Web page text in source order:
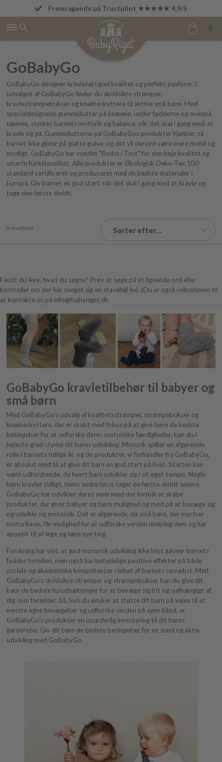
Fri fragt fra 499 kr.
Fremragende på Trustpilot ★★★★★ 4,9/5
0
GoBabyGo
GoBabyGo designer kravletøj i god kvalitet og perfekt pasform. I
udvalget af GoBabyGo finder du skridsikre strømper,
kravlestrømpebukser og knæbeskyttere til aktive små børn. Med
specialdesignede gummidutter på knæene, under fødderne og ovenpå
tæerne, styrkes barnets motorik og balance, når det skal i gang med at
kravle og gå. Gummidutterne på GoBabyGos produkter hjælper, så
barnet ikke glider på glatte gulve, og det vil derved være mere mobil og
modigt. GoBabyGo har vundet "Bedst i Test" for den høje kvalitet og
smarte funktionalitet. Alle produkter er Økologisk Oeko-Tex 100-
standard certificeret og produceret med de bedste materialer i
Europa. Giv barnet en god start, når det skal i gang med at kravle og
tage sine første skridt.
Sorter efter...
0 resultater
Fandt du ikke, hvad du søgte? Prøv at søge på et lignende ord eller
kontroller om der har sneget sig en stavefejl ind :)Du er også velkommen til
at kontakte os på info@babyriget.dk
GoBabyGo kravletilbehør til babyer og
små børn
Med GoBabyGo's udvalg af kvalitetsstrømper, strømpebukser og
knæbeskyttere, der er skabt med fokus på at give børn de bedste
betingelser for at udforske deres motoriske færdigheder, kan du i
højeste grad styrke dit barns udvikling. Motorik spiller en afgørende
rolle i barnets tidlige år, og de produkter, vi forhandler fra GoBabyGo,
er absolut med til at give dit barn en god start på livet. Starten kan
være udfordrende, da hvert barn udvikler sig i sit eget tempo. Nogle
børn kravler tidligt, mens andre først tager de første skridt senere.
GoBabyGo har udviklet deres serie med det formål at skabe
produkter, der giver babyer og børn mulighed og mod på at bevæge sig
og udvikle sig motorisk. Det er afgørende, da små børn, der mestrer
motorikken, får mulighed for at udforske verden omkring dem og har
appetit til at lege og lære nye ting.
Forskning har vist, at god motorisk udvikling ikke blot gavner barnets
fysiske formåen, men også har betydelige positive effekter på både
sociale og akademiske kompetencer i løbet af barnets opvækst. Med
GoBabyGo's skridsikre strømper og strømpebukser kan du give dit
barn de bedste forudsætninger for at bevæge sig frit og uafhængigt af
dig som forælder. Så, hvis du ønsker at støtte dit barn på vejen til at
mestre egne bevægelser og udforske verden på egen hånd, er
GoBabyGo's produkter en uvurderlig investering til dit barns
garderobe. Giv dit barn de bedste betingelser for en sund og aktiv
udvikling med GoBabyGo.